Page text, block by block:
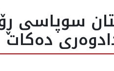
سوپاسى
ده‌كات